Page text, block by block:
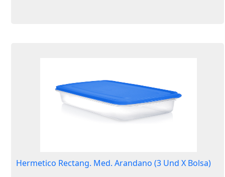
Hermetico Rectang. Med. Arandano (3 Und X Bolsa)